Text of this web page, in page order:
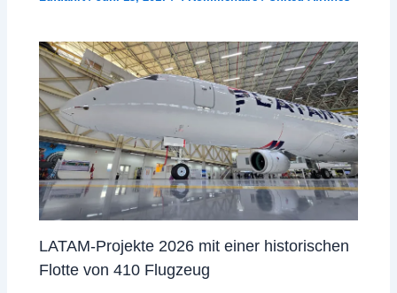
LATAM-Projekte 2026 mit einer historischen
Flotte von 410 Flugzeug